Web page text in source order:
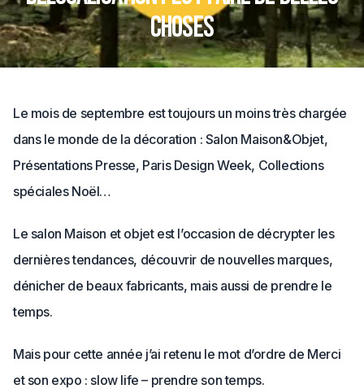
choses
Le mois de septembre est toujours un moins très chargée
dans le monde de la décoration : Salon Maison&Objet,
Présentations Presse, Paris Design Week, Collections
spéciales Noël…
Le salon Maison et objet est l’occasion de décrypter les
dernières tendances, découvrir de nouvelles marques,
dénicher de beaux fabricants, mais aussi de prendre le
temps.
Mais pour cette année j’ai retenu le mot d’ordre de Merci
et son expo : slow life – prendre son temps.